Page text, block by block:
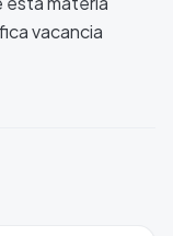
vacancia